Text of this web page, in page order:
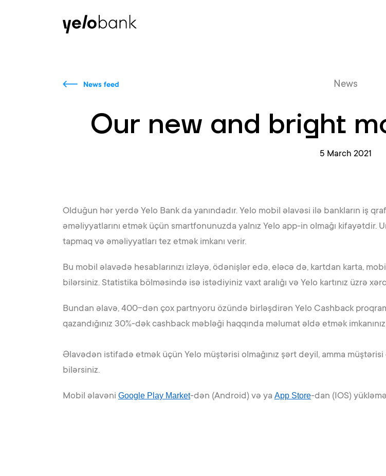
News feed News
Our new and bright
5 March 2021
Olduğun hər yerdə Yelo Bank da yanındadır. Yelo mobil əlavəsi ilə bankların iş
əməliyyatlarını etmək üçün smartfonunuzda yalnız Yelo app-in olmağı kifayətdir.
tapmaq və əməliyyatları tez etmək imkanı verir.
Bu mobil əlavədə hesablarınızı izləyə, ödənişlər edə, eləcə də, kartdan karta,
bilərsiniz. Statistika bölməsində isə istədiyiniz vaxt aralığı və Yelo kartınız üzrə
Bundan əlavə, 400-dən çox partnyoru özündə birləşdirən Yelo Cashback
qazandığınız 30%-dək cashback məbləği haqqında məlumat əldə etmək
Əlavədən istifadə etmək üçün Yelo müştərisi olmağınız şərt deyil, amma
bilərsiniz.
Mobil əlavəni Google Play Market-dən (Android) və ya App Store-dan (IOS)